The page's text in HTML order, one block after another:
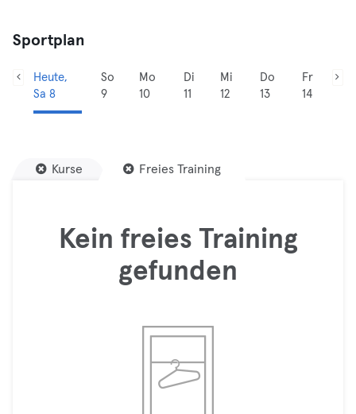
Sportplan
Heute,
Sa 8
So
9
Mo
10
Di
11
Mi
12
Do
13
Fr
14
Kurse Freies Training
Kein freies Training
gefunden